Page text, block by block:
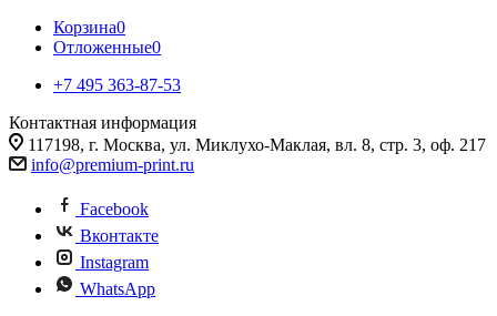
Корзина0
Отложенные0
+7 495 363-87-53
Контактная информация
117198, г. Москва, ул. Миклухо-Маклая, вл. 8, стр. 3, оф. 217
info@premium-print.ru
Facebook
Вконтакте
Instagram
WhatsApp